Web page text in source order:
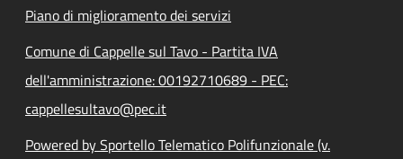
Piano di miglioramento dei servizi
Comune di Cappelle sul Tavo - Partita IVA
dell'amministrazione: 00192710689 - PEC:
cappellesultavo@pec.it
Powered by Sportello Telematico Polifunzionale (v.